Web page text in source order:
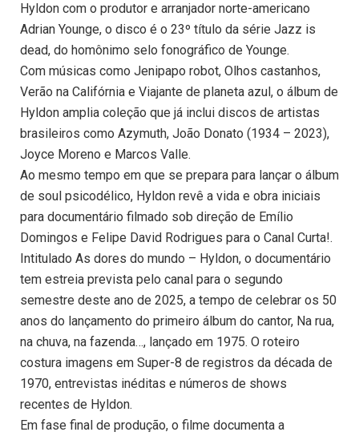
Hyldon com o produtor e arranjador norte-americano
Adrian Younge, o disco é o 23º título da série Jazz is
dead, do homônimo selo fonográfico de Younge.
Com músicas como Jenipapo robot, Olhos castanhos,
Verão na Califórnia e Viajante de planeta azul, o álbum de
Hyldon amplia coleção que já inclui discos de artistas
brasileiros como Azymuth, João Donato (1934 – 2023),
Joyce Moreno e Marcos Valle.
Ao mesmo tempo em que se prepara para lançar o álbum
de soul psicodélico, Hyldon revê a vida e obra iniciais
para documentário filmado sob direção de Emílio
Domingos e Felipe David Rodrigues para o Canal Curta!.
Intitulado As dores do mundo – Hyldon, o documentário
tem estreia prevista pelo canal para o segundo
semestre deste ano de 2025, a tempo de celebrar os 50
anos do lançamento do primeiro álbum do cantor, Na rua,
na chuva, na fazenda…, lançado em 1975. O roteiro
costura imagens em Super-8 de registros da década de
1970, entrevistas inéditas e números de shows
recentes de Hyldon.
Em fase final de produção, o filme documenta a